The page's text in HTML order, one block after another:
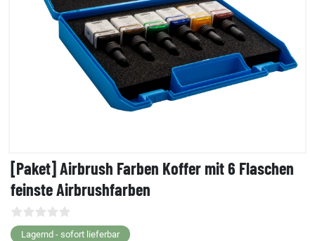
[Paket] Airbrush Farben Koffer mit 6 Flaschen
feinste Airbrushfarben
Lagernd - sofort lieferbar